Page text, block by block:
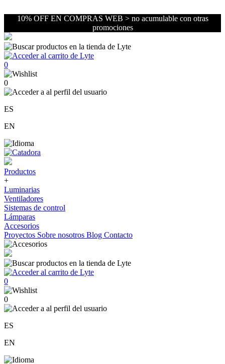
10% OFF EN COMPRAS WEB > no acumulable con otras
promociones
0
0
ES
EN
Productos
+
Luminarias
Ventiladores
Sistemas de control
Lámparas
Accesorios
Proyectos Sobre nosotros Blog Contacto
0
0
ES
EN